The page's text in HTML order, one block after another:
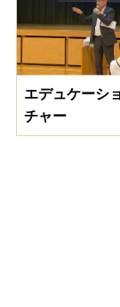
エデュケーシ
チャー